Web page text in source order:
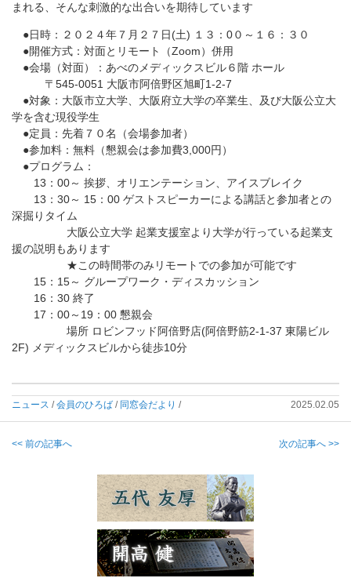
まれる、そんな刺激的な出合いを期待しています
●日時：２０２４年７月２７日(土) １３：0０～１６：３０
●開催方式：対面とリモート（Zoom）併用
●会場（対面）：あべのメディックスビル６階 ホール
〒545-0051 大阪市阿倍野区旭町1-2-7
●対象：大阪市立大学、大阪府立大学の卒業生、及び大阪公立大
学を含む現役学生
●定員：先着７０名（会場参加者）
●参加料：無料（懇親会は参加費3,000円）
●プログラム：
13：00～ 挨拶、オリエンテーション、アイスブレイク
13：30～ 15：00 ゲストスピーカーによる講話と参加者との
深掘りタイム
大阪公立大学 起業支援室より大学が行っている起業支
援の説明もあります
★この時間帯のみリモートでの参加が可能です
15：15～ グループワーク・ディスカッション
16：30 終了
17：00～19：00 懇親会
場所 ロビンフッド阿倍野店(阿倍野筋2-1-37 東陽ビル
2F) メディックスビルから徒歩10分
ニュース /会員のひろば / 同窓会だより / 2025.02.05
<< 前の記事へ 次の記事へ >>